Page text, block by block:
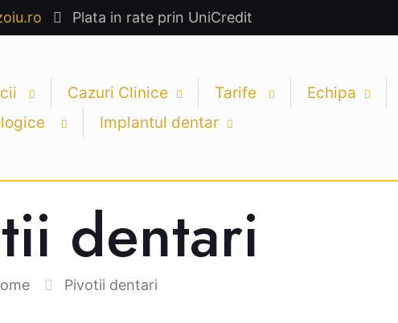
Plata in rate prin UniCredit
Cazuri Clinice Tarife
Echipa
Implantul dentar
dentari
Pivotii dentari